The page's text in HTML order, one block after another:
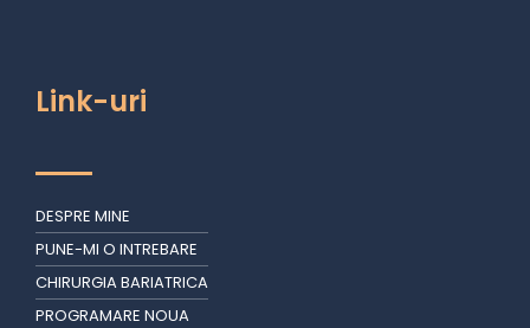
Link-uri
DESPRE MINE
PUNE-MI O INTREBARE
CHIRURGIA BARIATRICA
PROGRAMARE NOUA